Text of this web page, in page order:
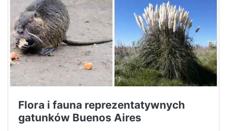
Flora i fauna reprezentatywnych
gatunków Buenos Aires